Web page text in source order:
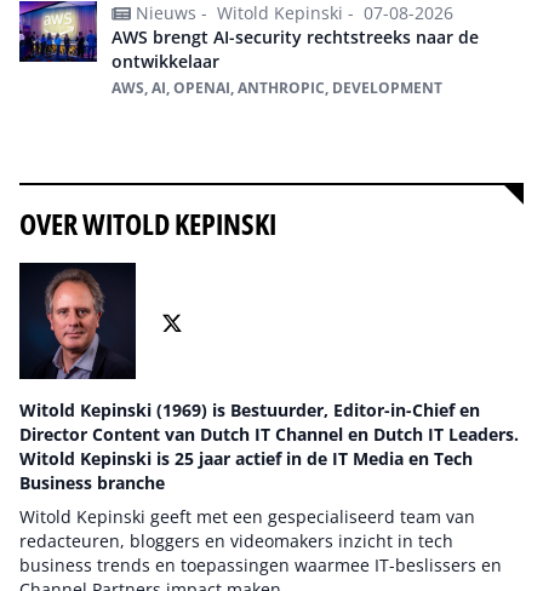
Nieuws - Witold Kepinski - 07-08-2026
AWS brengt AI-security rechtstreeks naar de
ontwikkelaar
AWS, AI, OPENAI, ANTHROPIC, DEVELOPMENT
OVER WITOLD KEPINSKI
Witold Kepinski (1969) is Bestuurder, Editor-in-Chief en
Director Content van Dutch IT Channel en Dutch IT Leaders.
Witold Kepinski is 25 jaar actief in de IT Media en Tech
Business branche
Witold Kepinski geeft met een gespecialiseerd team van
redacteuren, bloggers en videomakers inzicht in tech
business trends en toepassingen waarmee IT-beslissers en